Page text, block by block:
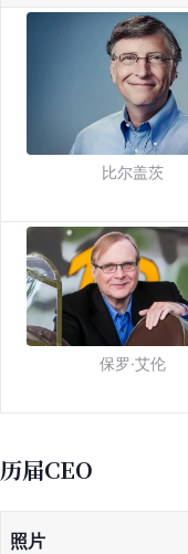
比尔盖茨
保罗·艾伦
历届CEO
照片